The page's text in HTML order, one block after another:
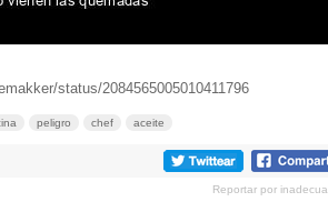
status/2084565005010411796
peligro chef aceite
Reportar por